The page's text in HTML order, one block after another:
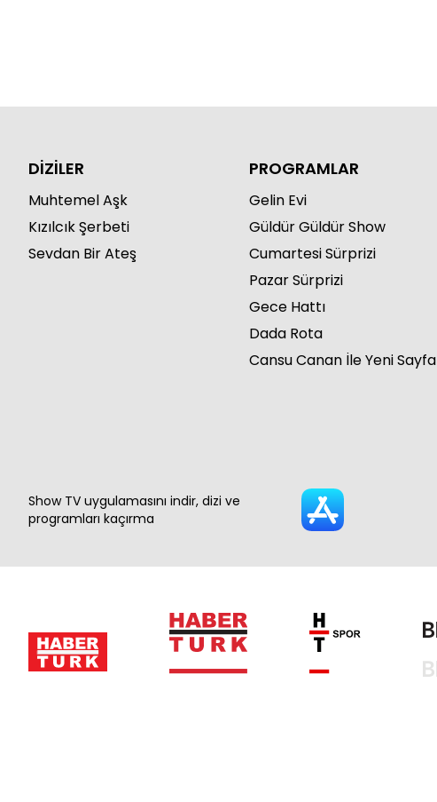
DİZİLER
Muhtemel Aşk
Kızılcık Şerbeti
Sevdan Bir Ateş
PROGRAMLAR
Gelin Evi
Güldür Güldür Show
Cumartesi Sürprizi
Pazar Sürprizi
Gece Hattı
Dada Rota
Cansu Canan İle Yeni Sayfa
Show TV uygulamasını indir, dizi ve
programları kaçırma